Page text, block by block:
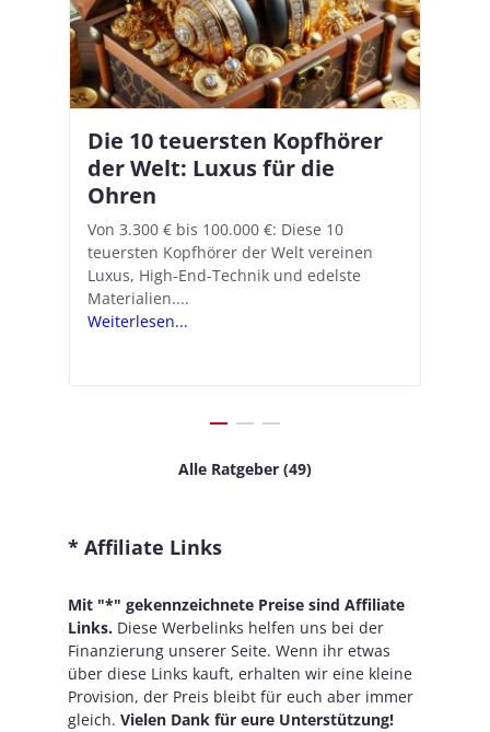
Die 10 teuersten Kopfhörer
der Welt: Luxus für die
Ohren
Von 3.300 € bis 100.000 €: Diese 10
teuersten Kopfhörer der Welt vereinen
Luxus, High-End-Technik und edelste
Materialien....
Weiterlesen...
Apple AirPods Pro 2 und iOS
18.1: So richtet ihr das neue
Hörgeräte-Feature ein
Mit iOS 18.1 und den AirPods Pro 2
verwandelt Apple seine In-Ear-Kopfhörer
in kostengünstige Hörhilfen. In wenigen
Schritten...
Weiterlesen...
Alle Ratgeber (49)
* Affiliate Links
Mit "*" gekennzeichnete Preise sind Affiliate
Links. Diese Werbelinks helfen uns bei der
Finanzierung unserer Seite. Wenn ihr etwas
über diese Links kauft, erhalten wir eine kleine
Provision, der Preis bleibt für euch aber immer
gleich. Vielen Dank für eure Unterstützung!